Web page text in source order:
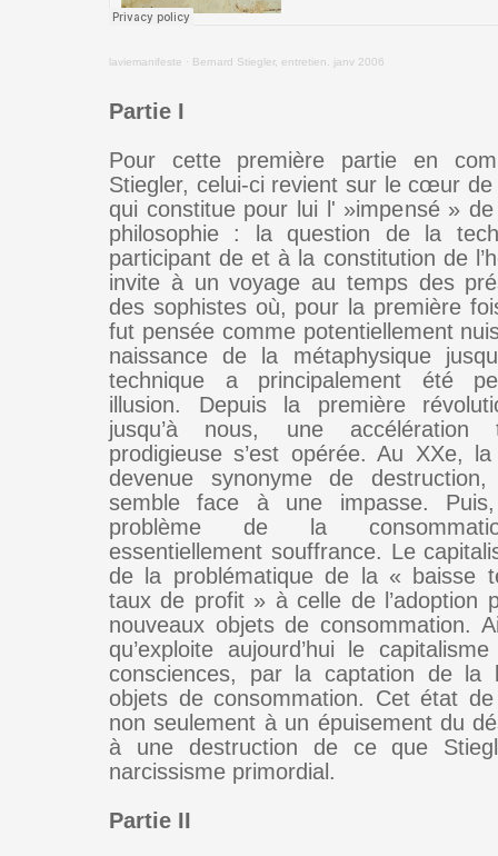
laviemanifeste · Bernard Stiegler, entretien. janv 2006
Partie I
Pour cette première partie en
Stiegler, celui-ci revient sur le cœur
qui constitue pour lui l' »impensé » de
philosophie : la question de la
participant de et à la constitution de
invite à un voyage au temps des
des sophistes où, pour la première
fut pensée comme potentiellement
naissance de la métaphysique
technique a principalement été
illusion. Depuis la première
jusqu’à nous, une accélération
prodigieuse s’est opérée. Au XXe,
devenue synonyme de destruction,
semble face à une impasse.
problème de la
essentiellement souffrance. Le
de la problématique de la « baisse
taux de profit » à celle de l’adoption
nouveaux objets de consommation.
qu’exploite aujourd’hui le
consciences, par la captation de la
objets de consommation. Cet état
non seulement à un épuisement du
à une destruction de ce que
narcissisme primordial.
Partie II